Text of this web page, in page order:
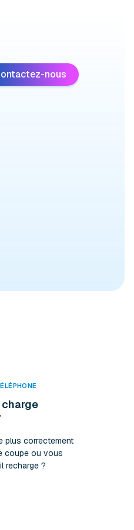
nous
plus correctement
coupe ou vous
recharge ?